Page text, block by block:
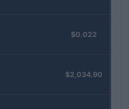
$0.022
$2,034.90